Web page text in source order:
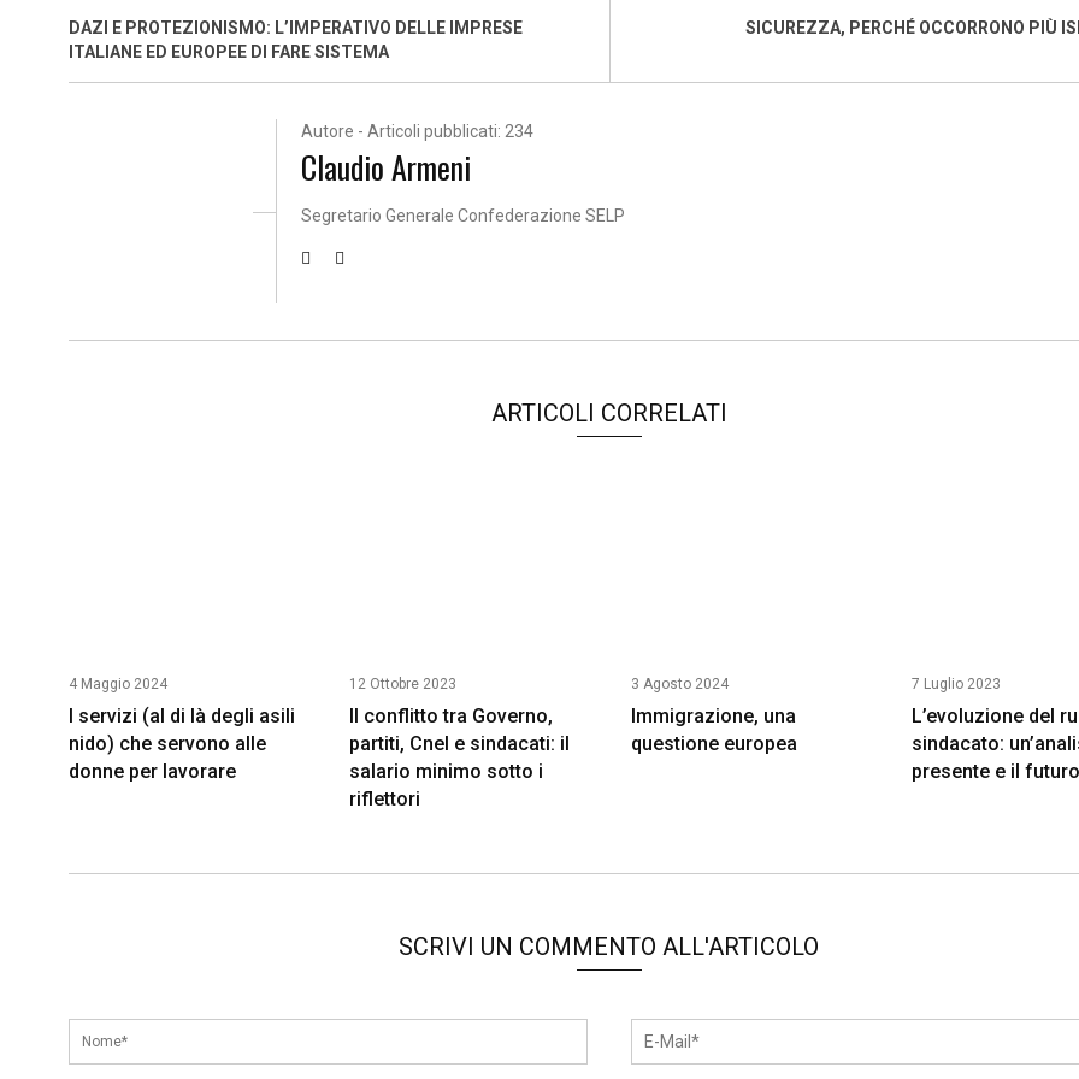
DAZI E PROTEZIONISMO: L’IMPERATIVO DELLE IMPRESE
ITALIANE ED EUROPEE DI FARE SISTEMA
SICUREZZA, PERCHÉ OCCORRONO PIÙ
Autore - Articoli pubblicati: 234
Claudio Armeni
Segretario Generale Confederazione SELP
ARTICOLI CORRELATI
4 Maggio 2024
I servizi (al di là degli asili
nido) che servono alle
donne per lavorare
12 Ottobre 2023
Il conflitto tra Governo,
partiti, Cnel e sindacati: il
salario minimo sotto i
riflettori
3 Agosto 2024
Immigrazione, una
questione europea
7 Luglio 2023
L’evoluzione del
sindacato:
presente e il futuro
SCRIVI UN COMMENTO ALL'ARTICOLO